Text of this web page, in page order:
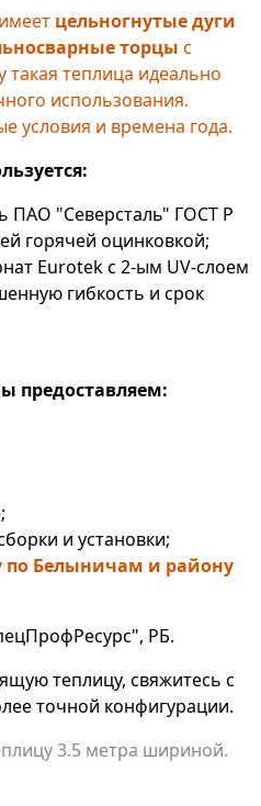
имеет цельногнутые дуги
торцы с
теплица идеально
использования.
условия и времена года.
ПАО "Северсталь" ГОСТ Р
горячей оцинковкой;
Eurotek с 2-ым UV-слоем
гибкость и срок
предоставляем:
и установки;
по Белыничам и району
РБ.
теплицу, свяжитесь с
точной конфигурации.
3.5 метра шириной.